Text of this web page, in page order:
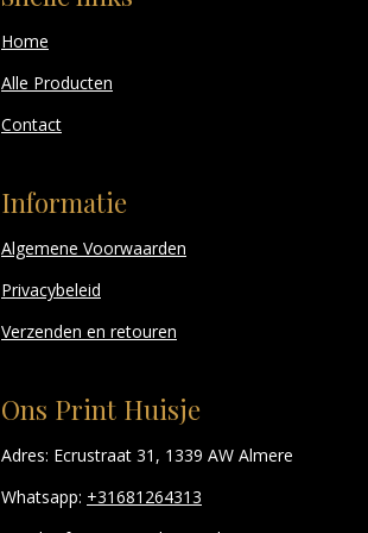
Home
Alle Producten
Contact
Informatie
Algemene Voorwaarden
Privacybeleid
Verzenden en retouren
Ons Print Huisje
Adres: Ecrustraat 31, 1339 AW Almere
Whatsapp: +31681264313